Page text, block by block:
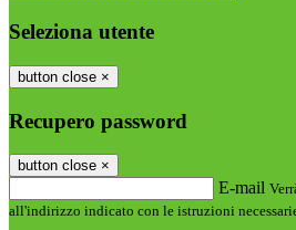
Seleziona utente
button close ×
Recupero password
button close ×
E-mail
all'indirizzo indicato con le istruzioni